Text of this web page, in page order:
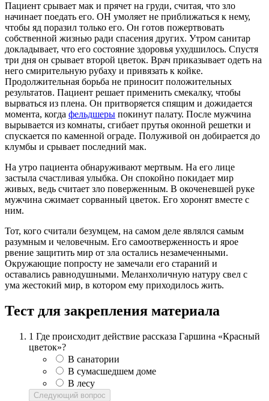
Пациент срывает мак и прячет на груди, считая, что зло
начинает поедать его. ОН умоляет не приближаться к нему,
чтобы яд поразил только его. Он готов пожертвовать
собственной жизнью ради спасения других. Утром санитар
докладывает, что его состояние здоровья ухудшилось. Спустя
три дня он срывает второй цветок. Врач приказывает одеть на
него смирительную рубаху и привязать к койке.
Продолжительная борьба не приносит положительных
результатов. Пациент решает применить смекалку, чтобы
вырваться из плена. Он притворяется спящим и дожидается
момента, когда фельдшеры покинут палату. После мужчина
вырывается из комнаты, сгибает прутья оконной решетки и
спускается по каменной ограде. Полуживой он добирается до
клумбы и срывает последний мак.
На утро пациента обнаруживают мертвым. На его лице
застыла счастливая улыбка. Он спокойно покидает мир
живых, ведь считает зло поверженным. В окоченевшей руке
мужчина сжимает сорванный цветок. Его хоронят вместе с
ним.
Тот, кого считали безумцем, на самом деле являлся самым
разумным и человечным. Его самоотверженность и ярое
рвение защитить мир от зла остались незамеченными.
Окружающие попросту не замечали его стараний и
оставались равнодушными. Меланхоличную натуру свел с
ума жестокий мир, в котором ему приходилось жить.
Тест для закрепления материала
1 Где происходит действие рассказа Гаршина «Красный
цветок»?
В санатории
В сумасшедшем доме
В лесу
Следующий вопрос